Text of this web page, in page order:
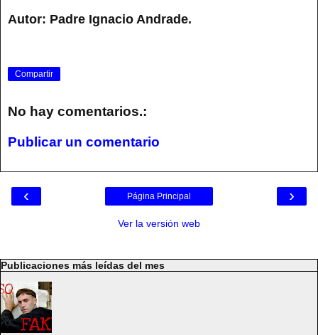
Autor: Padre Ignacio Andrade.
Compartir
No hay comentarios.:
Publicar un comentario
‹ ›
Página Principal
Ver la versión web
Publicaciones más leídas del mes